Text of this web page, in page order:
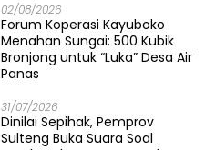
02/08/2026
Forum Koperasi Kayuboko
Menahan Sungai: 500 Kubik
Bronjong untuk “Luka” Desa Air
Panas
31/07/2026
Dinilai Sepihak, Pemprov
Sulteng Buka Suara Soal